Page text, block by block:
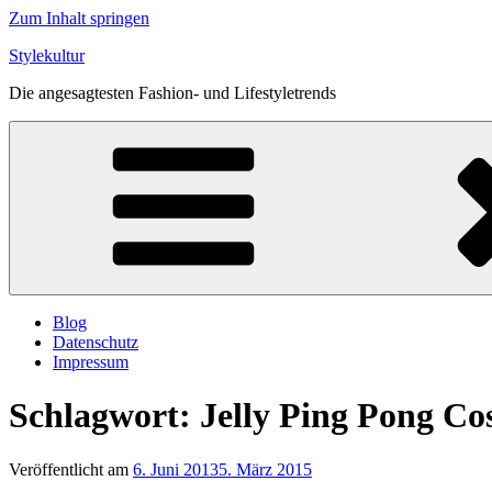
Zum Inhalt springen
Stylekultur
Die angesagtesten Fashion- und Lifestyletrends
Blog
Datenschutz
Impressum
Schlagwort: Jelly Ping Pong
Veröffentlicht am 6. Juni 20135. März 2015